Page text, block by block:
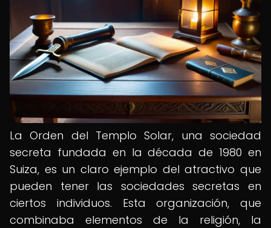
La Orden del Templo Solar, una sociedad
secreta fundada en la década de 1980 en
Suiza, es un claro ejemplo del atractivo que
pueden tener las sociedades secretas en
ciertos individuos. Esta organización, que
combinaba elementos de la religión, la